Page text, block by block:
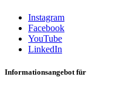
Instagram
Facebook
YouTube
LinkedIn
Informationsangebot für